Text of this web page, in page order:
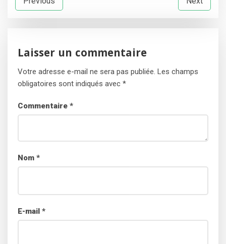
de
l’article
Laisser un commentaire
Votre adresse e-mail ne sera pas publiée. Les champs
obligatoires sont indiqués avec *
Commentaire *
Nom *
E-mail *